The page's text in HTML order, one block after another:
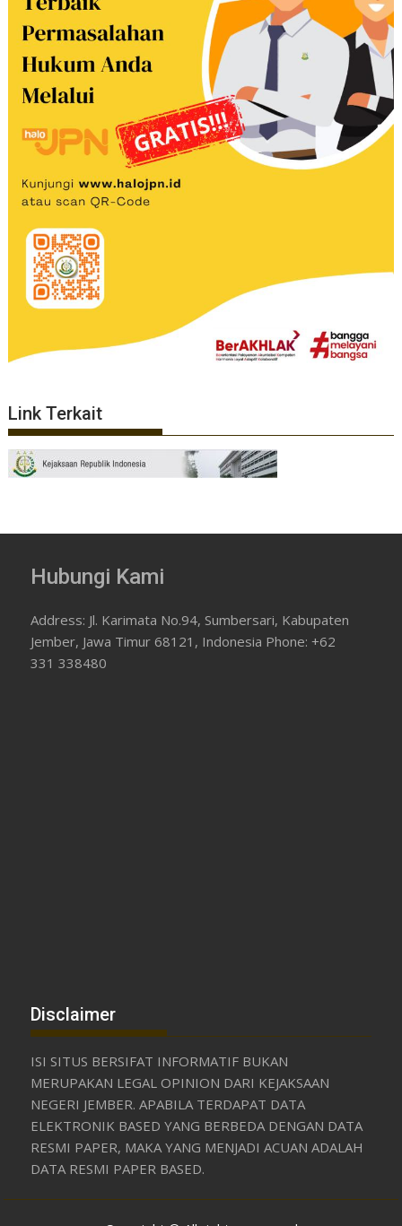
Link Terkait
Hubungi Kami
Address: Jl. Karimata No.94, Sumbersari, Kabupaten
Jember, Jawa Timur 68121, Indonesia Phone: +62
331 338480
Disclaimer
ISI SITUS BERSIFAT INFORMATIF BUKAN
MERUPAKAN LEGAL OPINION DARI KEJAKSAAN
NEGERI JEMBER. APABILA TERDAPAT DATA
ELEKTRONIK BASED YANG BERBEDA DENGAN DATA
RESMI PAPER, MAKA YANG MENJADI ACUAN ADALAH
DATA RESMI PAPER BASED.